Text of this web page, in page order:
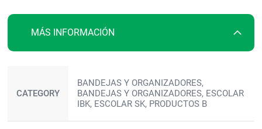
MÁS INFORMACIÓN
CATEGORY
BANDEJAS Y ORGANIZADORES,
BANDEJAS Y ORGANIZADORES, ESCOLAR
IBK, ESCOLAR SK, PRODUCTOS B